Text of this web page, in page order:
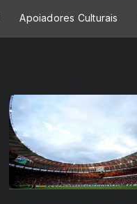
Apoiadores Culturais